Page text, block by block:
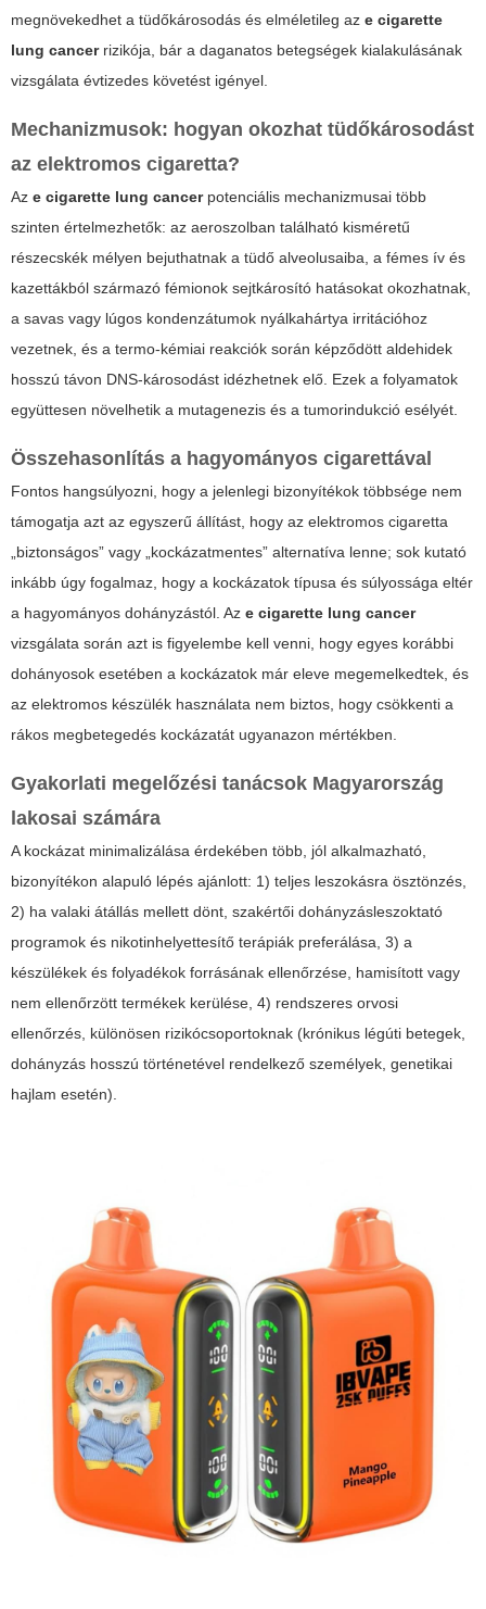
megnövekedhet a tüdőkárosodás és elméletileg az e cigarette
lung cancerrizikója, bár a daganatos betegségek kialakulásának
vizsgálata évtizedes követést igényel.
Mechanizmusok: hogyan okozhat tüdőkárosodást
az elektromos cigaretta?
Az e cigarette lung cancerpotenciális mechanizmusai több
szinten értelmezhetők: az aeroszolban található kisméretű
részecskék mélyen bejuthatnak a tüdő alveolusaiba, a fémes ív és
kazettákból származó fémionok sejtkárosító hatásokat okozhatnak,
a savas vagy lúgos kondenzátumok nyálkahártya irritációhoz
vezetnek, és a termo-kémiai reakciók során képződött aldehidek
hosszú távon DNS-károsodást idézhetnek elő. Ezek a folyamatok
együttesen növelhetik a mutagenezis és a tumorindukció esélyét.
Összehasonlítás a hagyományos cigarettával
Fontos hangsúlyozni, hogy a jelenlegi bizonyítékok többsége nem
támogatja azt az egyszerű állítást, hogy az elektromos cigaretta
„biztonságos” vagy „kockázatmentes” alternatíva lenne; sok kutató
inkább úgy fogalmaz, hogy a kockázatok típusa és súlyossága eltér
a hagyományos dohányzástól. Az e cigarette lung cancer
vizsgálata során azt is figyelembe kell venni, hogy egyes korábbi
dohányosok esetében a kockázatok már eleve megemelkedtek, és
az elektromos készülék használata nem biztos, hogy csökkenti a
rákos megbetegedés kockázatát ugyanazon mértékben.
Gyakorlati megelőzési tanácsok Magyarország
lakosai számára
A kockázat minimalizálása érdekében több, jól alkalmazható,
bizonyítékon alapuló lépés ajánlott: 1) teljes leszokásra ösztönzés,
2) ha valaki átállás mellett dönt, szakértői dohányzásleszoktató
programok és nikotinhelyettesítő terápiák preferálása, 3) a
készülékek és folyadékok forrásának ellenőrzése, hamisított vagy
nem ellenőrzött termékek kerülése, 4) rendszeres orvosi
ellenőrzés, különösen rizikócsoportoknak (krónikus légúti betegek,
dohányzás hosszú történetével rendelkező személyek, genetikai
hajlam esetén).